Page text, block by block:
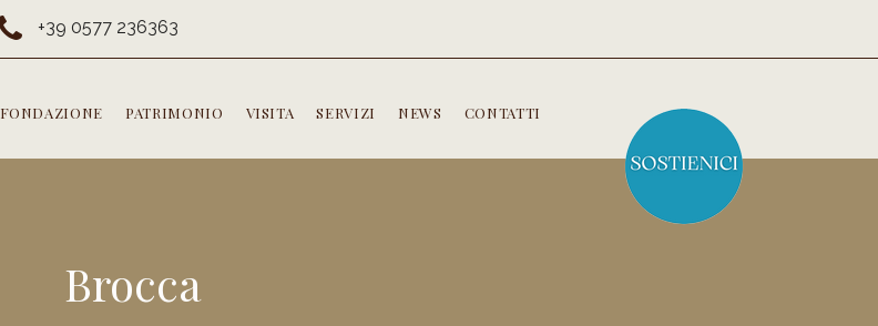
+39 0577 236363
FONDAZIONE PATRIMONIO VISITA SERVIZI NEWS CONTATTI
Brocca